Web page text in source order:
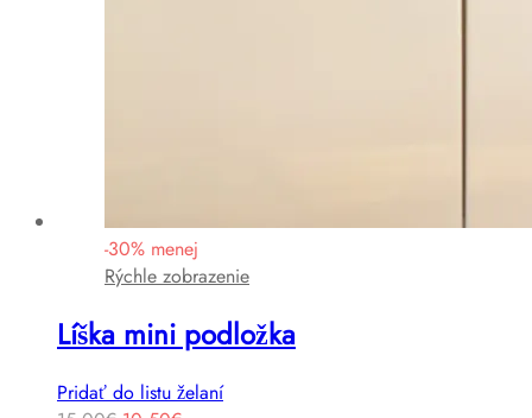
-30% menej
Rýchle zobrazenie
Líška mini podložka
Pridať do listu želaní